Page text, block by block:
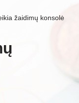
žaidimų konsolė